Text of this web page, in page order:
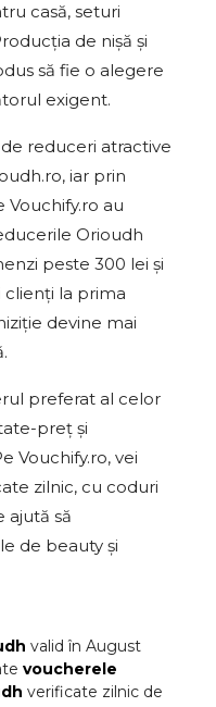
casă, seturi
de nișă și
să fie o alegere
exigent.
reduceri atractive
iar prin
au
Orioudh
peste 300 lei și
clienți la prima
devine mai
preferat al celor
preț și
Vouchify.ro, vei
zilnic, cu coduri
ajută să
de beauty și
valid în August
voucherele
verificate zilnic de